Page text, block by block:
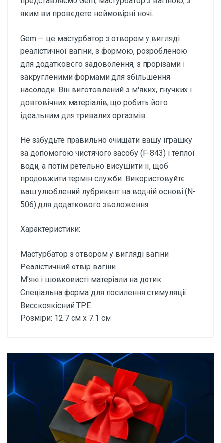
яким ви проведете неймовірні ночі.
Gem — це мастурбатор з отвором у вигляді
реалістичної вагіни, з формою, розробленою
для додаткового задоволення, з прорізами і
закругленими формами для збільшення
насолоди. Він виготовлений з м'яких, гнучких і
довговічних матеріалів, що робить його
ідеальним для тривалих оргазмів.
Не забудьте правильно очищати вашу іграшку
за допомогою чистячого засобу (F-843) і теплої
води, а потім ретельно висушити її, щоб
продовжити термін служби. Використовуйте
ваш улюблений лубрикант на водній основі (N-
506) для додаткового зволоження.
Характеристики:
Мастурбатор з отвором у вигляді вагіни
Реалістичний отвір вагіни
М'які і шовковисті матеріали на дотик
Спеціальна форма для посилення стимуляції
Високоякісний TPE
Розміри: 12.7 см x 7.1 см
Основні характеристики
ТПЭ (термопластичный эластомер)
Мастурбатор чоловічий
вагіна Max & Co Gem
Відгуки про товар поки що відсутні.